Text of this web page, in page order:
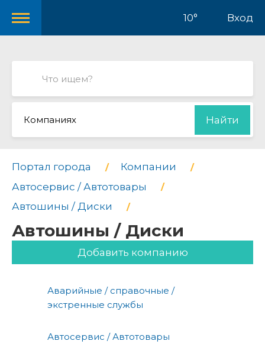
10° Вход
Компаниях Найти
Портал города
Компании
Автосервис / Автотовары
Автошины / Диски
Автошины / Диски
Добавить компанию
Аварийные / справочные /
экстренные службы
Автосервис / Автотовары